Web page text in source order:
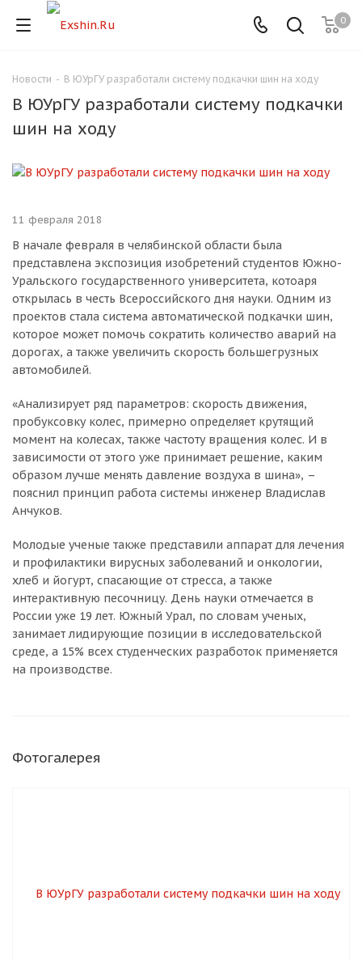
0
Новости - В ЮУрГУ разработали систему подкачки шин на ходу
В ЮУрГУ разработали систему подкачки
шин на ходу
11 февраля 2018
В начале февраля в челябинской области была
представлена экспозиция изобретений студентов Южно-
Уральского государственного университета, котоаря
открылась в честь Всероссийского дня науки. Одним из
проектов стала система автоматической подкачки шин,
которое может помочь сократить количество аварий на
дорогах, а также увеличить скорость большегрузных
автомобилей.
«Анализирует ряд параметров: скорость движения,
пробуксовку колес, примерно определяет крутящий
момент на колесах, также частоту вращения колес. И в
зависимости от этого уже принимает решение, каким
образом лучше менять давление воздуха в шина», –
пояснил принцип работа системы инженер Владислав
Анчуков.
Молодые ученые также представили аппарат для лечения
и профилактики вирусных заболеваний и онкологии,
хлеб и йогурт, спасающие от стресса, а также
интерактивную песочницу. День науки отмечается в
России уже 19 лет. Южный Урал, по словам ученых,
занимает лидирующие позиции в исследовательской
среде, а 15% всех студенческих разработок применяется
на производстве.
Фотогалерея
Для клиентов всех банков
Разбейте
оплату
без переплат
График платежей
Сегодня
25%
в корзину
Оплачивайте сегодня только
25% картой любого банка
выбранный способом
Оставшиеся75% будут
списыватьсяс вашей карты
по25 % каждые 2 недели
недели